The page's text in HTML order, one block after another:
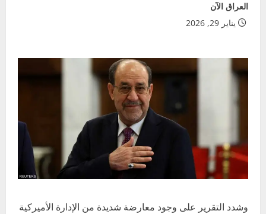
العراق الآن
يناير 29, 2026
وشدد التقرير على وجود معارضة شديدة من الإدارة الأميركية